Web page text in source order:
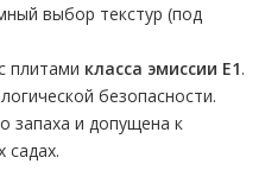
выбор текстур (под
плитами класса эмиссии E1.
безопасности.
запаха и допущена к
садах.